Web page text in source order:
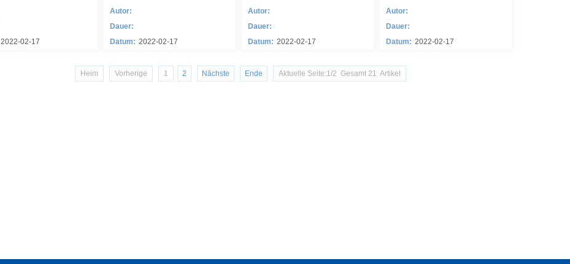
2022-02-17
Autor:
Dauer:
Datum: 2022-02-17
Autor:
Dauer:
Datum: 2022-02-17
Autor:
Dauer:
Datum: 2022-02-17
Heim Vorherige 1 2 Nächste Ende Aktuelle Seite:1/2 Gesamt 21 Artikel